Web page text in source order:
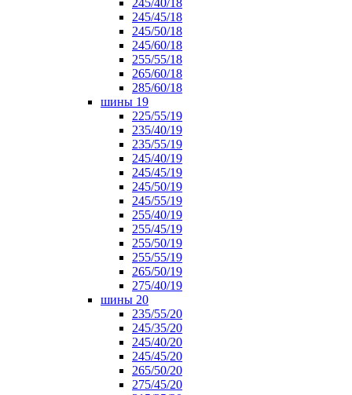
245/40/18
245/45/18
245/50/18
245/60/18
255/55/18
265/60/18
285/60/18
шины 19
225/55/19
235/40/19
235/55/19
245/40/19
245/45/19
245/50/19
245/55/19
255/40/19
255/45/19
255/50/19
255/55/19
265/50/19
275/40/19
шины 20
235/55/20
245/35/20
245/40/20
245/45/20
265/50/20
275/45/20